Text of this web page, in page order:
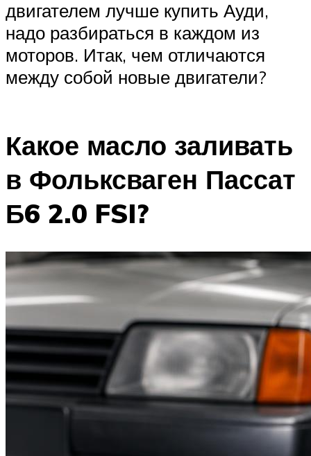
двигателем лучше купить Ауди,
надо разбираться в каждом из
моторов. Итак, чем отличаются
между собой новые двигатели?
Какое масло заливать
в Фольксваген Пассат
Б6 2.0 FSI?